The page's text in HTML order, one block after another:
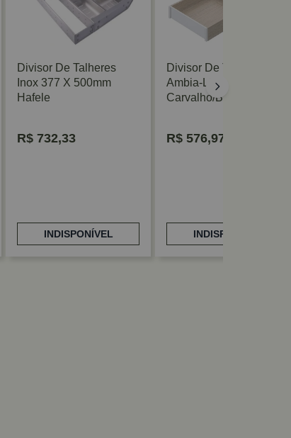
Divisor De Talheres
Inox 377 X 500mm
Hafele
R$ 732,33
INDISPONÍVEL
Divisor De Talheres
Ambia-Line
Carvalho/Branco 422 X
R$ 576,97
INDISPONÍVEL